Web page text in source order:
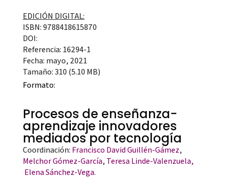
EDICIÓN DIGITAL:
ISBN: 9788418615870
DOI:
Referencia: 16294-1
Fecha: mayo, 2021
Tamaño: 310 (5.10 MB)
Formato:
Procesos de enseñanza-
aprendizaje innovadores
mediados por tecnología
Coordinación: Francisco David Guillén-Gámez,
Melchor Gómez-García, Teresa Linde-Valenzuela,
Elena Sánchez-Vega.